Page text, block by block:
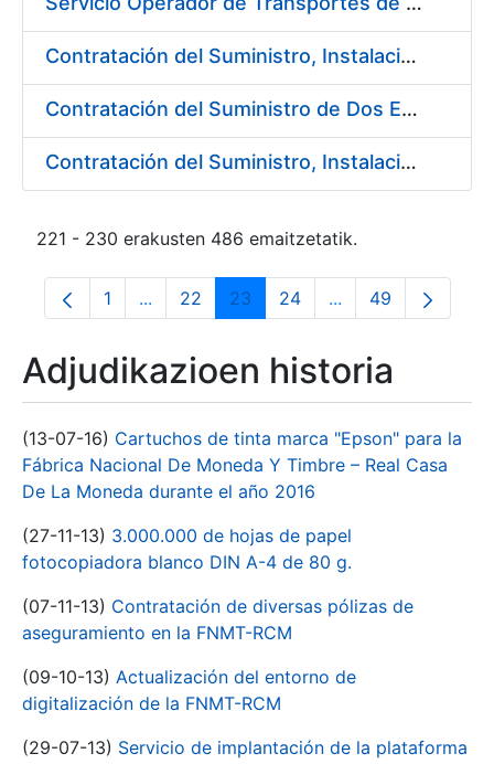
Contratación del Suministro, Instalación y Puesta en Marcha de Equipos y Sistemas de Seguridad para el nuevo edificio de la Fábrica de Papel, en Burgos, de la FNMT-RCM
Contratación del Suministro de Dos Enfriadoras de Agua para la Central de Producción EF-3 en la Fábrica Nacional de Moneda y Timbre-Real Casa de la Moneda
Contratación del Suministro, Instalación y Puesta en Marcha de los sistemas de Aire Acondicionado para nueva Máquina de Papel
221 - 230 erakusten 486 emaitzetatik.
Orrialdea
1 ...Intermediate Pages Use TAB to navigate.
Orrialdea
22 Orrialdea
23 Orrialdea
24 ...Intermediate
Orrialdea
49
Adjudikazioen historia
(13-07-16) Cartuchos de tinta marca "Epson" para la
Fábrica Nacional De Moneda Y Timbre – Real Casa
De La Moneda durante el año 2016
(27-11-13) 3.000.000 de hojas de papel
fotocopiadora blanco DIN A-4 de 80 g.
(07-11-13) Contratación de diversas pólizas de
aseguramiento en la FNMT-RCM
(09-10-13) Actualización del entorno de
digitalización de la FNMT-RCM
(29-07-13) Servicio de implantación de la plataforma